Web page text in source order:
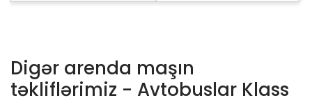
Digər arenda maşın
təkliflərimiz - Avtobuslar Klass